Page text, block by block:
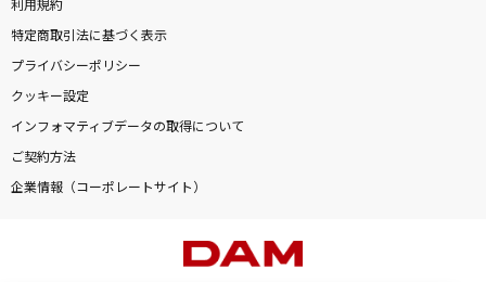
利用規約
特定商取引法に基づく表示
プライバシーポリシー
クッキー設定
インフォマティブデータの取得について
ご契約方法
企業情報（コーポレートサイト）